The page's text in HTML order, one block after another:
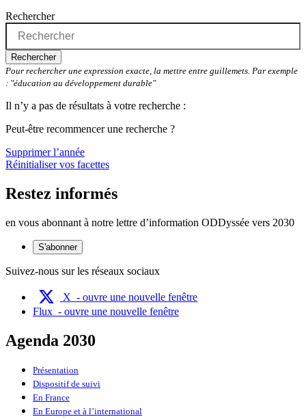
Rechercher
Rechercher
Pour rechercher une expression exacte, la mettre entre guillemets. Par exemple
: "éducation au développement durable"
Il n’y a pas de résultats à votre recherche :
Peut-être recommencer une recherche ?
Supprimer l’année
Réinitialiser vos facettes
Restez informés
en vous abonnant à notre lettre d’information ODDyssée vers 2030
S'abonner
Suivez-nous sur les réseaux sociaux
X - ouvre une nouvelle fenêtre
Flux - ouvre une nouvelle fenêtre
Agenda 2030
Présentation
Dispositif de suivi
En France
En Europe et à l’international